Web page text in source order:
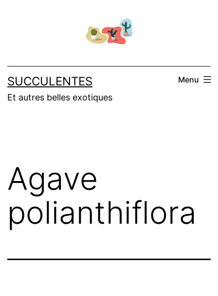
SUCCULENTES
Et autres belles exotiques
Menu
Agave
polianthiflora